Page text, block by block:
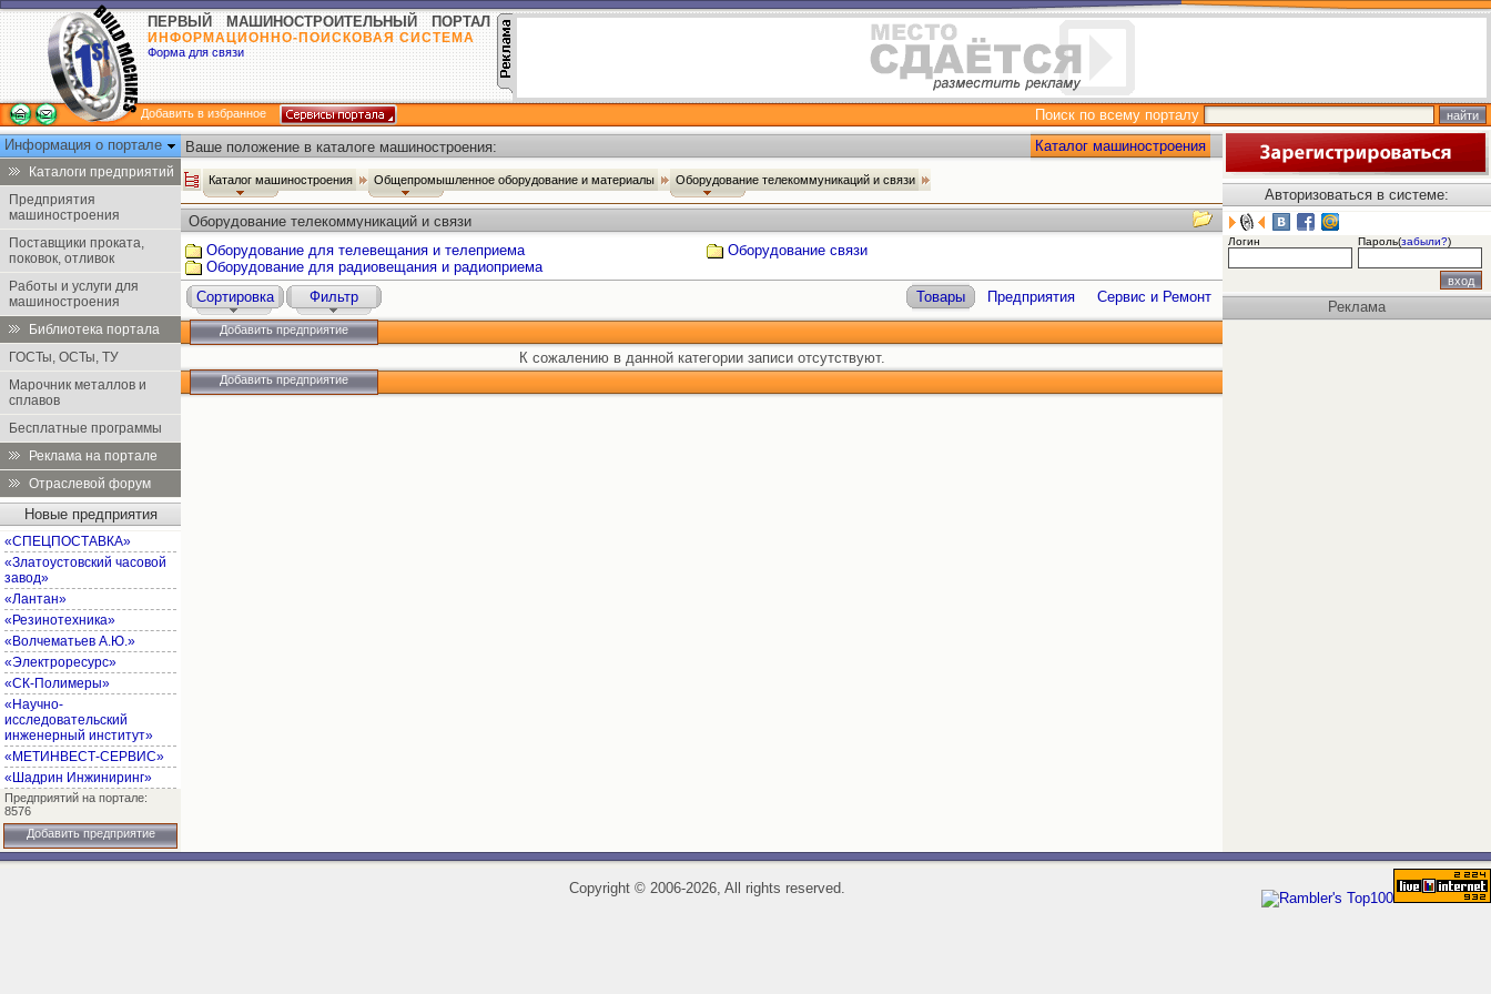
ПЕРВЫЙ МАШИНОСТРОИТЕЛЬНЫЙ ПОРТАЛ
ИНФОРМАЦИОННО-ПОИСКОВАЯ СИСТЕМА
Форма для связи
Добавить в избранное
Поиск по всему порталу
Информация о портале
Каталоги предприятий
Предприятия
машиностроения
Поставщики проката,
поковок, отливок
Работы и услуги для
машиностроения
Библиотека портала
ГОСТы, ОСТы, ТУ
Марочник металлов и
сплавов
Бесплатные программы
Реклама на портале
Отраслевой форум
Новые предприятия
«СПЕЦПОСТАВКА»
«Златоустовский часовой
завод»
«Лантан»
«Резинотехника»
«Волчематьев А.Ю.»
«Электроресурс»
«СК-Полимеры»
«Научно-
исследовательский
инженерный институт»
«МЕТИНВЕСТ-СЕРВИС»
«Шадрин Инжиниринг»
Предприятий на портале:
8576
Добавить предприятие
Ваше положение в каталоге машиностроения: Каталог машиностроения
Каталог машиностроения Общепромышленное оборудование и материалы Оборудование телекоммуникаций и связи
Оборудование телекоммуникаций и связи
Оборудование для телевещания и телеприема
Оборудование для радиовещания и радиоприема
Оборудование связи
Сортировка Фильтр Товары Предприятия Сервис и Ремонт
Добавить предприятие
К сожалению в данной категории записи отсутствуют.
Добавить предприятие
Авторизоваться в системе:
Логин Пароль(забыли?)
Реклама
Copyright ©2006-2026, All rights reserved.